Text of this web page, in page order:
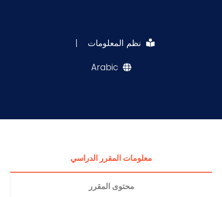
نظم المعلومات |
Arabic
معلومات المقرر الدراسي
محتوى المقرر